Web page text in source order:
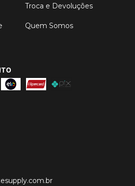
Troca e Devoluções
Quem Somos